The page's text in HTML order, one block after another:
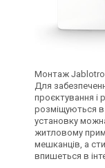
Монтаж
Для
проєктування і
розміщуються
установку
житловому
мешканців, а
впишеться в